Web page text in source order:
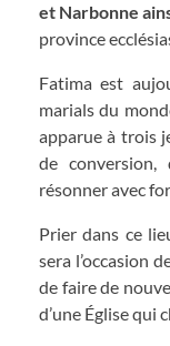
et Narbonne
province
Fatima est
marials du
apparue à trois
de
résonner avec
Prier dans ce
sera l’occasion
de faire de
d’une Église qui